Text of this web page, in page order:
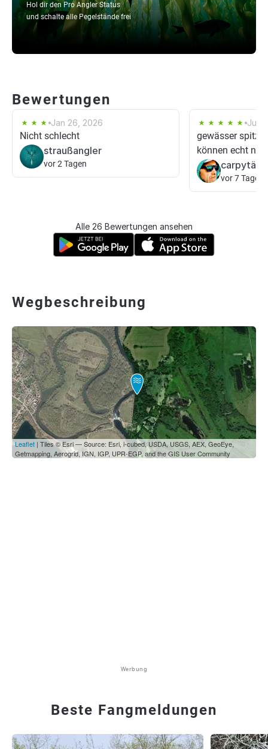
Hol dir den Pro Angler Status
und schalte alle Pegelstände frei
Bewertungen
Jan 26, 2026
Nicht schlecht
straußangler
vor 2 Tagen
Jul
gewässer
können echt
carpytän
vor 7 Tagen
Alle 26 Bewertungen ansehen
Wegbeschreibung
Leaflet | Tiles © Esri — Source: Esri, i-cubed, USDA, USGS, AEX, GeoEye,
Getmapping, Aerogrid, IGN, IGP, UPR-EGP, and the GIS User Community
Werbung
Beste Fangmeldungen